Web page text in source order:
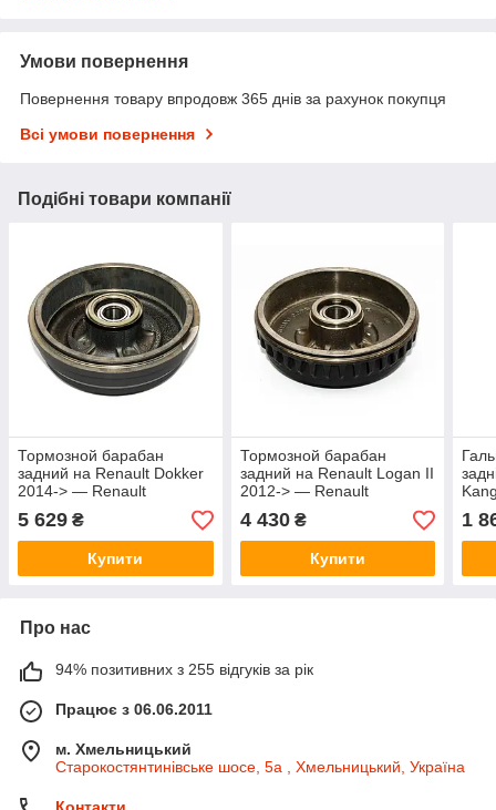
Умови повернення
Повернення товару впродовж 365 днів за рахунок покупця
Всі умови повернення
Подібні товари компанії
Тормозной барабан
задний на Renault Dokker
2014-> — Renault
(Оригинал) - 432006307R
5 629 ₴
Купити
Тормозной барабан
задний на Renault Logan II
2012-> — Renault
(Оригинал) - 432003429R
4 430₴
Купити
1
Про нас
94% позитивних з 255 відгуків за рік
Працює з 06.06.2011
м. Хмельницький
Старокостянтинівське шосе, 5а , Хмельницький, Україна